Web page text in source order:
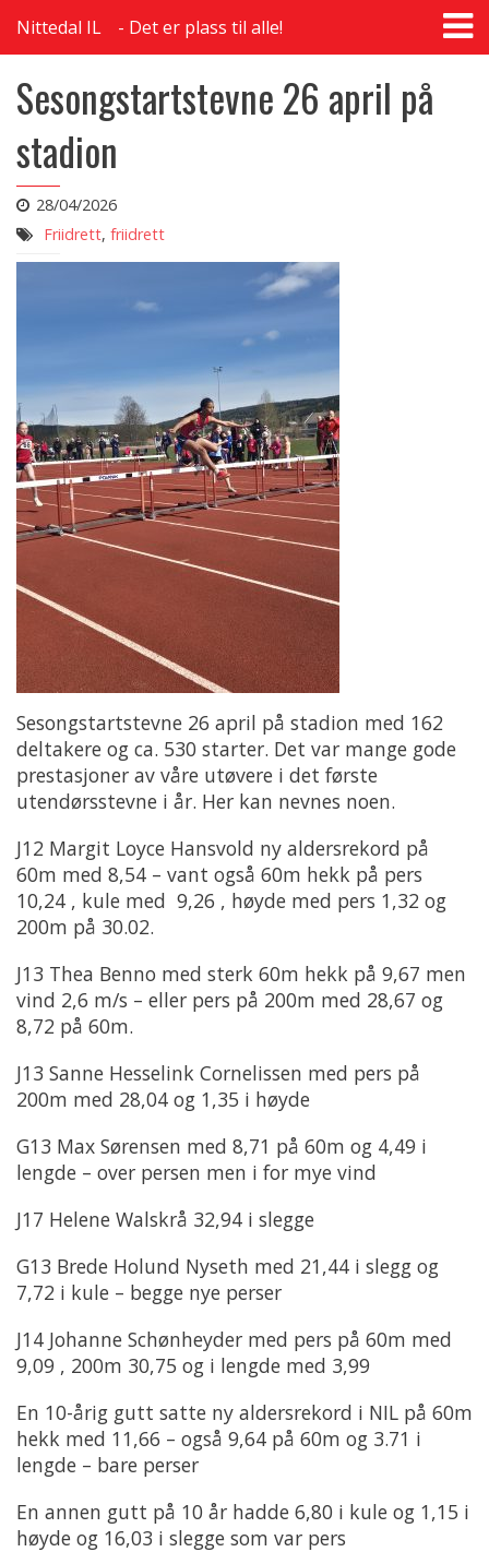
Nittedal IL Det er plass til alle!
Sesongstartstevne 26 april på
stadion
28/04/2026
Friidrett, friidrett
Sesongstartstevne 26 april på stadion med 162
deltakere og ca. 530 starter. Det var mange gode
prestasjoner av våre utøvere i det første
utendørsstevne i år. Her kan nevnes noen.
J12 Margit Loyce Hansvold ny aldersrekord på
60m med 8,54 – vant også 60m hekk på pers
10,24 , kule med 9,26 , høyde med pers 1,32 og
200m på 30.02.
J13 Thea Benno med sterk 60m hekk på 9,67 men
vind 2,6 m/s – eller pers på 200m med 28,67 og
8,72 på 60m.
J13 Sanne Hesselink Cornelissen med pers på
200m med 28,04 og 1,35 i høyde
G13 Max Sørensen med 8,71 på 60m og 4,49 i
lengde – over persen men i for mye vind
J17 Helene Walskrå 32,94 i slegge
G13 Brede Holund Nyseth med 21,44 i slegg og
7,72 i kule – begge nye perser
J14 Johanne Schønheyder med pers på 60m med
9,09 , 200m 30,75 og i lengde med 3,99
En 10-årig gutt satte ny aldersrekord i NIL på 60m
hekk med 11,66 – også 9,64 på 60m og 3.71 i
lengde – bare perser
En annen gutt på 10 år hadde 6,80 i kule og 1,15 i
høyde og 16,03 i slegge som var pers